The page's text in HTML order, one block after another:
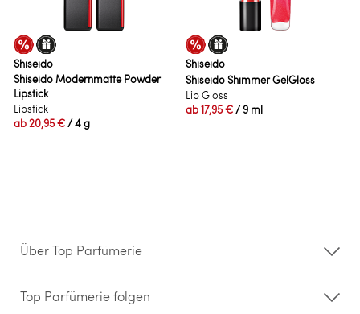
Shiseido
Shiseido Modernmatte Powder
Lipstick
Lipstick
ab20,95 €/ 4 g
Shiseido
Shiseido Shimmer GelGloss
Lip Gloss
ab17,95 €/ 9 ml
Über Top Parfümerie
Storefinder
Kontakt
Top Parfümerie folgen